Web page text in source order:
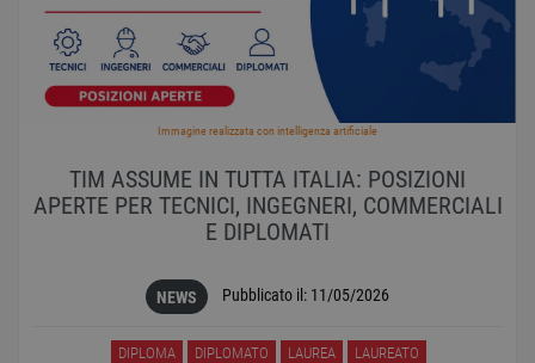
Immagine realizzata con intelligenza artificiale
TIM ASSUME IN TUTTA ITALIA: POSIZIONI
APERTE PER TECNICI, INGEGNERI, COMMERCIALI
E DIPLOMATI
NEWS Pubblicato il: 11/05/2026
DIPLOMA DIPLOMATO LAUREA LAUREATO